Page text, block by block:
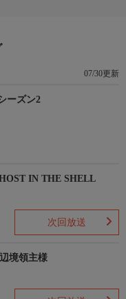
07/30更新
ーズン2
IN THE SHELL
次回放送
境領主様